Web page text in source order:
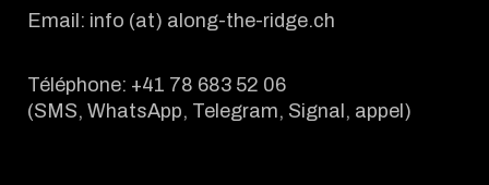
Email: info (at) along-the-ridge.ch
Téléphone: +41 78 683 52 06
(SMS, WhatsApp, Telegram, Signal, appel)